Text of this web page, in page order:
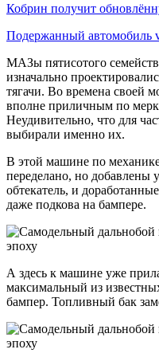
Кобрин получит
Подержанный автомобиль
МАЗы пятисотого
изначально
тягачи. Во времена своей
вполне приличным по
Неудивительно, что для
выбирали именно их.
В этой машине по
переделано, но добавлены
обтекатель, и
даже подкова на бампере.
А здесь к машине уже
максимальный из
бампер. Топливный бак